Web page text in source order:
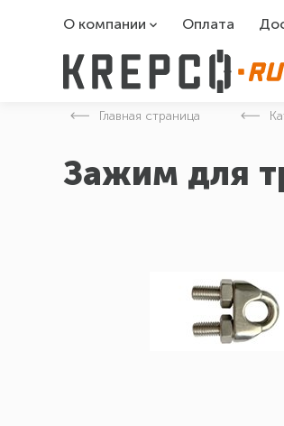
О компании
О компании
Оплата
Главная страница
Зажим для